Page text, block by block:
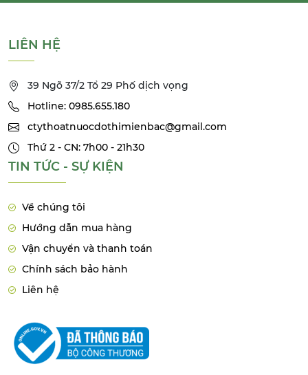
LIÊN HỆ
39 Ngõ 37/2 Tổ 29 Phố dịch vọng
Hotline: 0985.655.180
ctythoatnuocdothimienbac@gmail.com
Thứ 2 - CN: 7h00 - 21h30
TIN TỨC - SỰ KIỆN
Về chúng tôi
Hướng dẫn mua hàng
Vận chuyển và thanh toán
Chính sách bảo hành
Liên hệ